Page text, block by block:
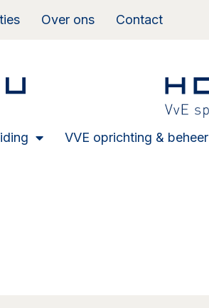
Over ons Contact
VVE oprichting & beheer